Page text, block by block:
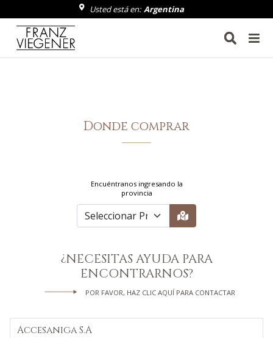
Usted está en: Argentina
Usted está en: Argentina
Donde comprar
Encuéntranos ingresando la
provincia
¿NECESITAS AYUDA PARA
ENCONTRARNOS?
POR FAVOR, HAZ CLIC AQUÍ PARA CONTACTAR
Accesaniga S.A